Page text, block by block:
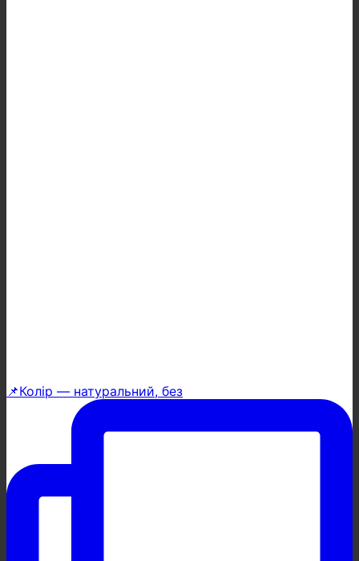
📌Колір — натуральний, без